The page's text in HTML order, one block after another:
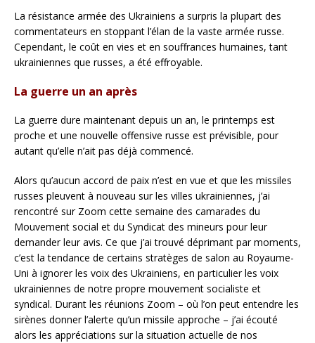
La résistance armée des Ukrainiens a surpris la plupart des
commentateurs en stoppant l’élan de la vaste armée russe.
Cependant, le coût en vies et en souffrances humaines, tant
ukrainiennes que russes, a été effroyable.
La guerre un an après
La guerre dure maintenant depuis un an, le printemps est
proche et une nouvelle offensive russe est prévisible, pour
autant qu’elle n’ait pas déjà commencé.
Alors qu’aucun accord de paix n’est en vue et que les missiles
russes pleuvent à nouveau sur les villes ukrainiennes, j’ai
rencontré sur Zoom cette semaine des camarades du
Mouvement social et du Syndicat des mineurs pour leur
demander leur avis. Ce que j’ai trouvé déprimant par moments,
c’est la tendance de certains stratèges de salon au Royaume-
Uni à ignorer les voix des Ukrainiens, en particulier les voix
ukrainiennes de notre propre mouvement socialiste et
syndical. Durant les réunions Zoom – où l’on peut entendre les
sirènes donner l’alerte qu’un missile approche – j’ai écouté
alors les appréciations sur la situation actuelle de nos